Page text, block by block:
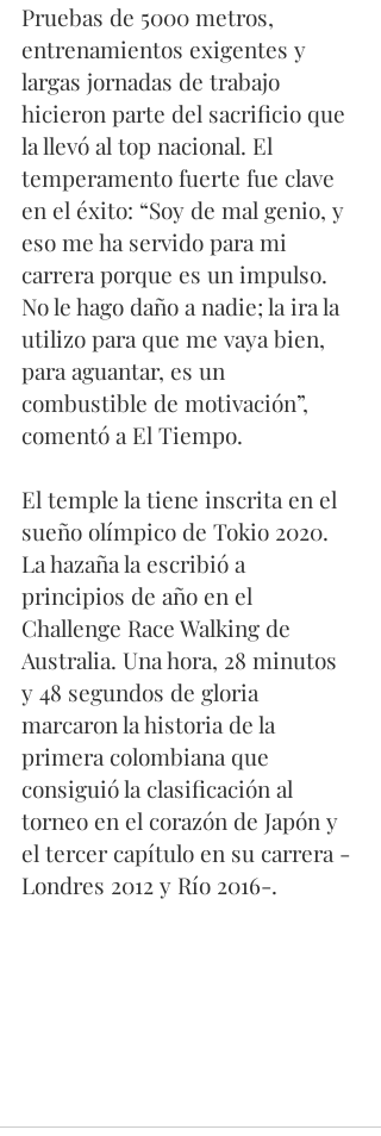
Pruebas de 5000 metros,
entrenamientos exigentes y
largas jornadas de trabajo
hicieron parte del sacrificio que
la llevó al top nacional. El
temperamento fuerte fue clave
en el éxito: “Soy de mal genio, y
eso me ha servido para mi
carrera porque es un impulso.
No le hago daño a nadie; la ira la
utilizo para que me vaya bien,
para aguantar, es un
combustible de motivación”,
comentó a El Tiempo.
El temple la tiene inscrita en el
sueño olímpico de Tokio 2020.
La hazaña la escribió a
principios de año en el
Challenge Race Walking de
Australia. Una hora, 28 minutos
y 48 segundos de gloria
marcaron la historia de la
primera colombiana que
consiguió la clasificación al
torneo en el corazón de Japón y
el tercer capítulo en su carrera -
Londres 2012 y Río 2016-.